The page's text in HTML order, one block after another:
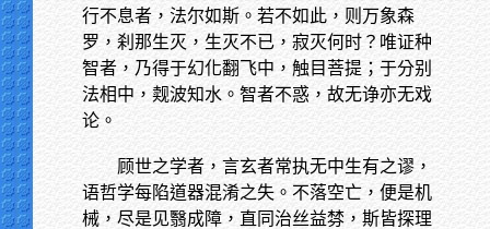
行不息者，法尔如斯。若不如此，则万象森
罗，刹那生灭，生灭不已，寂灭何时？唯证种
智者，乃得于幻化翻飞中，触目菩提；于分别
法相中，觌波知水。智者不惑，故无诤亦无戏
论。
顾世之学者，言玄者常执无中生有之谬，
语哲学每陷道器混淆之失。不落空亡，便是机
械，尽是见翳成障，直同治丝益棼，斯皆探理